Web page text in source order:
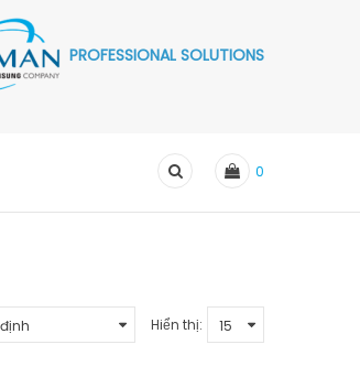
PROFESSIONAL SOLUTIONS
0
Hiển thị: